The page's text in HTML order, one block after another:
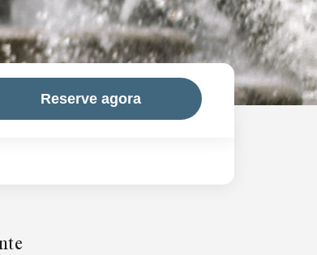
Reserve agora